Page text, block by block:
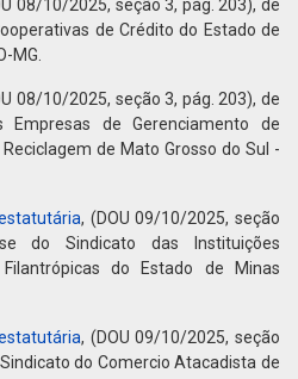
08/10/2025, seção 3, pág. 203), de
de Crédito do Estado de
MG.
08/10/2025, seção 3, pág. 203), de
de Gerenciamento de
de Mato Grosso do Sul -
, (DOU 09/10/2025, seção
do Sindicato das Instituições
do Estado de Minas
, (DOU 09/10/2025, seção
do Comercio Atacadista de